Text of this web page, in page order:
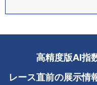
高精度版AI指
レース直前の展示情